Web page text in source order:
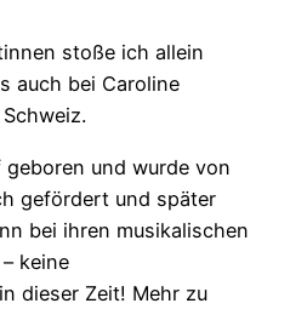
stoße ich allein
auch bei Caroline
geboren und wurde von
gefördert und später
bei ihren musikalischen
keine
dieser Zeit! Mehr zu